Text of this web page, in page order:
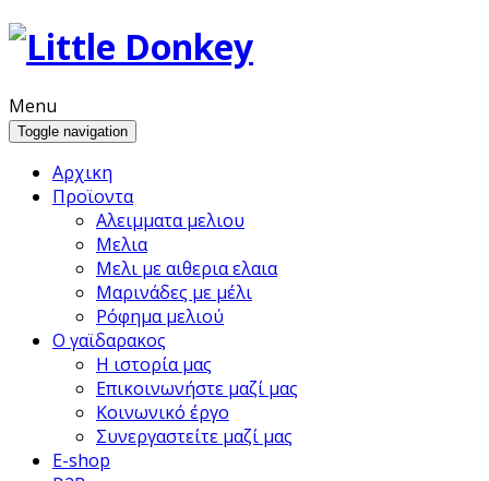
Menu
Toggle navigation
Αρχικη
Προϊoντα
Αλειμματα μελιου
Μελια
Μελι με αιθερια ελαια
Μαρινάδες με μέλι
Ρόφημα μελιού
Ο γαϊδαρακος
Η ιστορία μας
Επικοινωνήστε μαζί μας
Κοινωνικό έργο
Συνεργαστείτε μαζί μας
E-shop